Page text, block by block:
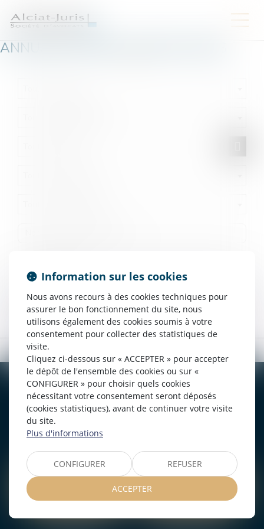
ANNUAIRE FORMULAIRE SETTINGS
Tous les domaines de compétence
Rechercher
BOURGES
4, rue Porte Jaune
18000 BOURGES
Tél :02 48 27 10 80
NOUS LOCALISER
NOUS CONTACTER
VIERZON
5 ter. rue de la Gaucherie
NOUS LOCALISER
NOUS CONTACTER
Information sur les cookies
Nous avons recours à des cookies techniques pour
assurer le bon fonctionnement du site, nous
utilisons également des cookies soumis à votre
consentement pour collecter des statistiques de
visite.
Cliquez ci-dessous sur « ACCEPTER » pour accepter
le dépôt de l'ensemble des cookies ou sur «
CONFIGURER » pour choisir quels cookies
nécessitant votre consentement seront déposés
(cookies statistiques), avant de continuer votre visite
du site.
Plus d'informations
CONFIGURER REFUSER
ACCEPTER